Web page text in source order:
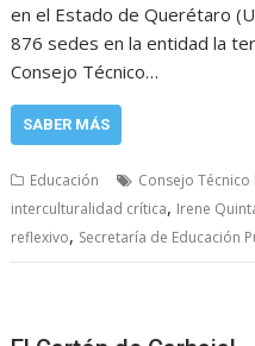
en el Estado de Querétaro
876 sedes en la entidad la
Consejo Técnico…
SABER MÁS
Educación Consejo Técnico
interculturalidad crítica, Irene
reflexivo, Secretaría de Educación